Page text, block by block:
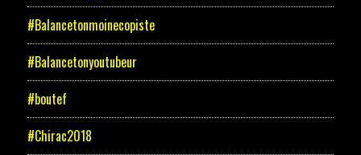
#Balancetonmoinecopiste
#Balancetonyoutubeur
#boutef
#Chirac2018